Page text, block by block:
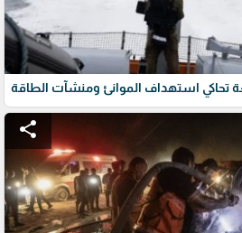
تحاكي استهداف الموانئ ومنشآت الطاقة
share